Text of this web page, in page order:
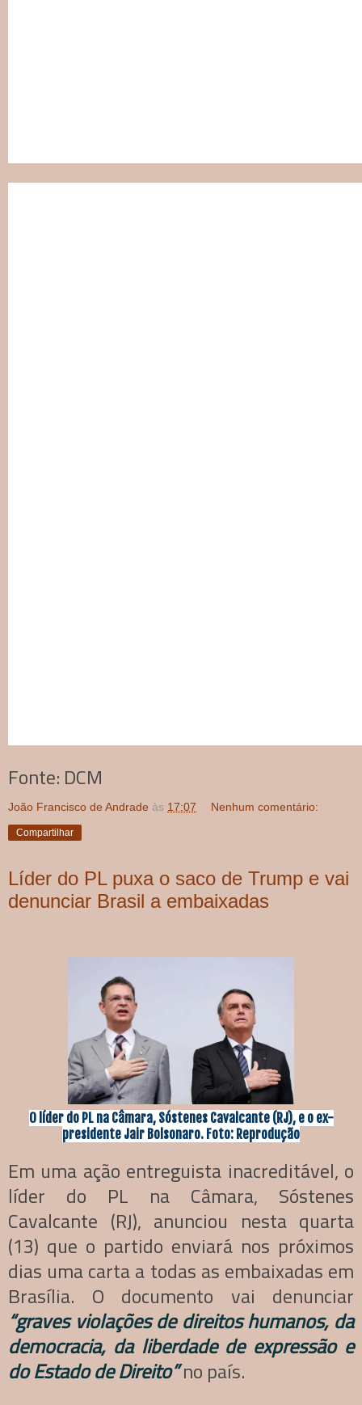
Fonte: DCM
João Francisco de Andrade às 17:07 Nenhum comentário:
Compartilhar
Líder do PL puxa o saco de Trump e vai
denunciar Brasil a embaixadas
O líder do PL na Câmara, Sóstenes Cavalcante (RJ), e o ex-
presidente Jair Bolsonaro. Foto: Reprodução
Em uma ação entreguista inacreditável, o
líder do PL na Câmara, Sóstenes
Cavalcante (RJ), anunciou nesta quarta
(13) que o partido enviará nos próximos
dias uma carta a todas as embaixadas em
Brasília. O documento vai denunciar
“graves violações de direitos humanos, da
democracia, da liberdade de expressão e
do Estado de Direito”no país.